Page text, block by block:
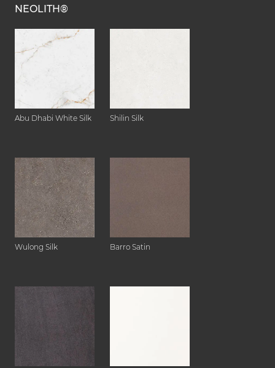
NEOLITH®
Abu Dhabi White Silk Shilin Silk
Wulong Silk Barro Satin